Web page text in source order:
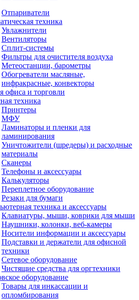
Отпариватели
техника
Увлажнители
Вентиляторы
Сплит-системы
Фильтры для очистителя воздуха
Метеостанции, барометры
Обогреватели масляные,
инфракрасные, конвекторы
офиса и торговли
техника
Принтеры
МФУ
Ламинаторы и пленки для
ламинирования
Уничтожители (шредеры) и расходные
материалы
Сканеры
Телефоны и аксессуары
Калькуляторы
Переплетное оборудование
Резаки для бумаги
техника и аксессуары
Клавиатуры, мыши, коврики для мыши
Наушники, колонки, веб-камеры
Носители информации и аксессуары
Подставки и держатели для офисной
техники
Сетевое оборудование
Чистящие средства для оргтехники
оборудование
Товары для инкассации и
опломбирования